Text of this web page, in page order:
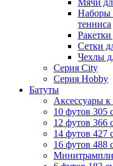
Мячи
Наборы
тенниса
Сетки
Чехлы
Серия City
Серия Hobby
Батуты
Аксессуары к
10 футов 305
12 футов 366
14 футов 427
16 футов 488